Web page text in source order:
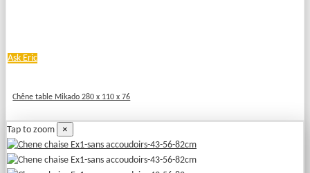
Ask Eric
Chêne table Mikado 280 x 110 x 76
Tap to zoom ×